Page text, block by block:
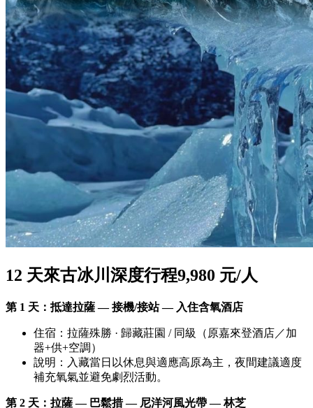
12 天來古冰川深度行程9,980 元/人
第 1 天：抵達拉薩 — 接機/接站 — 入住含氧酒店
住宿：拉薩殊勝 · 歸藏莊園 / 同級（原嘉來登酒店／加
器+供+空調）
說明：入藏當日以休息與適應高原為主，夜間建議適度
補充氧氣並避免劇烈活動。
第 2 天：拉薩 — 巴鬆措 — 尼洋河風光帶 — 林芝